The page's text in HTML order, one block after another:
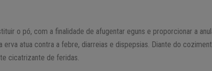
o pó, com a finalidade de afugentar eguns e proporcionar a
erva atua contra a febre, diarreias e dispepsias. Diante do
cicatrizante de feridas.